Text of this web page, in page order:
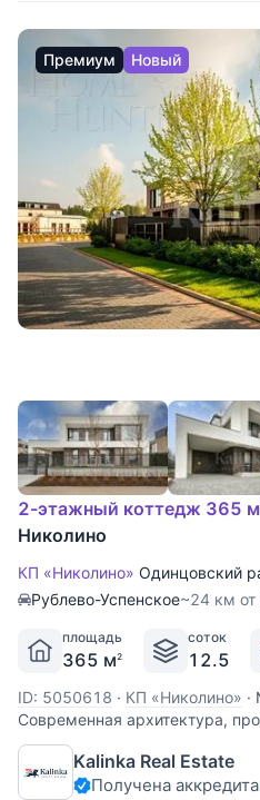
Премиум Новый
2-этажный коттедж 365
Николино
КП «Николино» Одинцовский
Рублево-Успенское~24 км
площадь
365 м2
соток
12.5
ID: 5050618 · КП «Николино» ·
Современная архитектура,
строительства, знаковое
Николино на Рублево-
Дом с полностью
Kalinka Real Estate
Получена